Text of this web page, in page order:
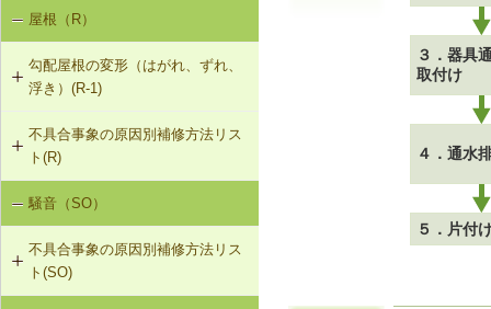
天井のたわみ（C-1）
屋根（R）
勾配屋根の変形（はがれ、ずれ、
浮き）(R-1)
R-1-401 母屋・たる木の交換
R-1-601 屋根下地材・ふき材の交換
不具合事象の原因別補修方法リス
ト(R)
勾配屋根の変形（変形及び屋根ふき
材のはがれ、ずれ、浮き）（R-1）
騒音（SO）
不具合事象の原因別補修方法リス
ト(SO)
３．器具
取付け
４．通水
５．片付